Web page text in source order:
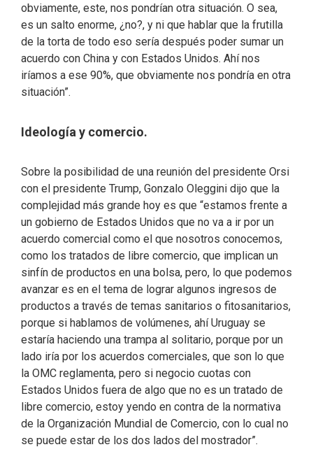
obviamente, este, nos pondrían otra situación. O sea,
es un salto enorme, ¿no?, y ni que hablar que la frutilla
de la torta de todo eso sería después poder sumar un
acuerdo con China y con Estados Unidos. Ahí nos
iríamos a ese 90%, que obviamente nos pondría en otra
situación”.
Ideología y comercio.
Sobre la posibilidad de una reunión del presidente Orsi
con el presidente Trump, Gonzalo Oleggini dijo que la
complejidad más grande hoy es que “estamos frente a
un gobierno de Estados Unidos que no va a ir por un
acuerdo comercial como el que nosotros conocemos,
como los tratados de libre comercio, que implican un
sinfín de productos en una bolsa, pero, lo que podemos
avanzar es en el tema de lograr algunos ingresos de
productos a través de temas sanitarios o fitosanitarios,
porque si hablamos de volúmenes, ahí Uruguay se
estaría haciendo una trampa al solitario, porque por un
lado iría por los acuerdos comerciales, que son lo que
la OMC reglamenta, pero si negocio cuotas con
Estados Unidos fuera de algo que no es un tratado de
libre comercio, estoy yendo en contra de la normativa
de la Organización Mundial de Comercio, con lo cual no
se puede estar de los dos lados del mostrador”.